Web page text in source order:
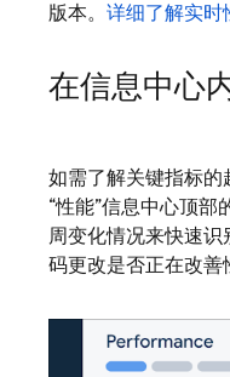
版本。 详细了解实时
在信息中心
如需了解关键指标的
“性能”信息中心顶
周变化情况来快速
码更改是否正在改善